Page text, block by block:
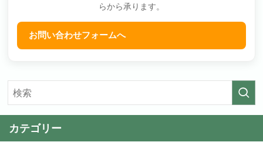
らから承ります。
お問い合わせフォームへ
カテゴリー